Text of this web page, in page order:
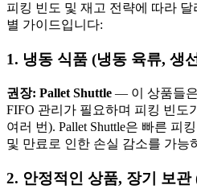
피킹 빈도 및 재고 전략에 따라
별 가이드입니다:
1. 냉동 식품 (냉동 육류, 생
권장: Pallet Shuttle — 이 상품들
FIFO 관리가 필요하며 피킹 빈도
여러 번). Pallet Shuttle은 빠른 피
및 만료로 인한 손실 감소를 가능
2. 안정적인 상품, 장기 보관